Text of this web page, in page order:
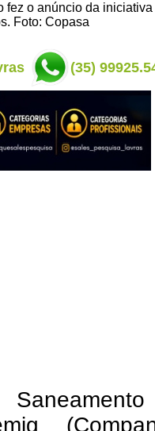
fez o anúncio da iniciativa
Foto: Copasa
(35)